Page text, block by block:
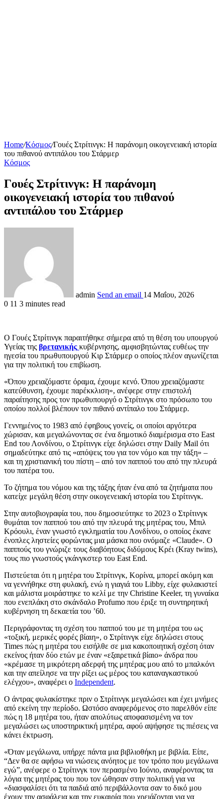
Home/Κόσμος/Γουές Στρίτινγκ: Η παράνομη οικογενειακή ιστορία
του πιθανού αντιπάλου του Στάρμερ
Κόσμος
Γουές Στρίτινγκ: Η παράνομη
οικογενειακή ιστορία του πιθανού
αντιπάλου του Στάρμερ
admin Send an email 14 Μαΐου, 2026
0 11 3 minutes read
Ο Γουές Στρίτινγκ παραιτήθηκε σήμερα από τη θέση του υπουργού
Υγείας της βρετανικής κυβέρνησης, αμφισβητώντας ευθέως την
ηγεσία του πρωθυπουργού Κιρ Στάρμερ ο οποίος πλέον αγωνίζεται
για την πολιτική του επιβίωση.
«Όπου χρειαζόμαστε όραμα, έχουμε κενό. Όπου χρειαζόμαστε
κατεύθυνση, έχουμε παρέκκλιση», ανέφερε στην επιστολή
παραίτησης προς τον πρωθυπουργό ο Στρίτινγκ στο πρόσωπο του
οποίου πολλοί βλέπουν τον πιθανό αντίπαλο του Στάρμερ.
Γεννημένος το 1983 από έφηβους γονείς, οι οποίοι αργότερα
χώρισαν, και μεγαλώνοντας σε ένα δημοτικό διαμέρισμα στο East
End του Λονδίνου, ο Στρίτινγκ είχε δηλώσει στην Daily Mail ότι
σημαδεύτηκε από τις «απόψεις του για τον νόμο και την τάξη» –
και τη χριστιανική του πίστη – από τον παππού του από την πλευρά
του πατέρα του.
Το ζήτημα του νόμου και της τάξης ήταν ένα από τα ζητήματα που
κατείχε μεγάλη θέση στην οικογενειακή ιστορία του Στρίτινγκ.
Στην αυτοβιογραφία του, που δημοσιεύτηκε το 2023 ο Στρίτινγκ
θυμάται τον παππού του από την πλευρά της μητέρας του, Μπιλ
Κρόουλι, έναν γνωστό εγκληματία του Λονδίνου, ο οποίος έκανε
ένοπλες ληστείες φορώντας μια μάσκα που ονόμαζε «Claude». Ο
παππούς του γνώριζε τους διαβόητους διδύμους Κρέι (Kray twins),
τους πιο γνωστούς γκάνγκστερ του East End.
Πιστεύεται ότι η μητέρα του Στρίτινγκ, Κορίνα, μπορεί ακόμη και
να γεννήθηκε στη φυλακή, ενώ η γιαγιά του Libby, είχε φυλακιστεί
και μάλιστα μοιράστηκε το κελί με την Christine Keeler, τη γυναίκα
που ενεπλάκη στο σκάνδαλο Profumo που έριξε τη συντηρητική
κυβέρνηση τη δεκαετία του ’60.
Περιγράφοντας τη σχέση του παππού του με τη μητέρα του ως
«τοξική, μερικές φορές βίαιη», ο Στρίτινγκ είχε δηλώσει στους
Times πώς η μητέρα του εισήλθε σε μια κακοποιητική σχέση όταν
εκείνος ήταν δύο ετών με έναν «εξαιρετικά βίαιο» άνδρα που
«κρέμασε τη μικρότερη αδερφή της μητέρας μου από το μπαλκόνι
και την απείλησε να την ρίξει ως μέρος του καταναγκαστικού
ελέγχου», αναφέρει ο Independent.
Ο άντρας φυλακίστηκε πριν ο Στρίτινγκ μεγαλώσει και έχει μνήμες
από εκείνη την περίοδο. Ωστόσο αναφερόμενος στο παρελθόν είπε
πώς η 18 μητέρα του, ήταν απολύτως αποφασισμένη να τον
μεγαλώσει ως υποστηρικτική μητέρα, αφού αψήφησε τις πιέσεις να
κάνει έκτρωση.
«Όταν μεγάλωνα, υπήρχε πάντα μια βιβλιοθήκη με βιβλία. Είπε,
“Δεν θα σε αφήσω να νιώσεις ανόητος με τον τρόπο που μεγάλωνα
εγώ”, ανέφερε ο Στρίτινγκ τον περασμένο Ιούνιο, αναφέροντας τα
λόγια της μητέρας του που τον ώθησαν στην πολιτική για να
«διασφαλίσει ότι τα παιδιά από περιβάλλοντα σαν το δικό μου
έχουν την ασφάλεια και την ευκαιρία που χρειάζονται για να